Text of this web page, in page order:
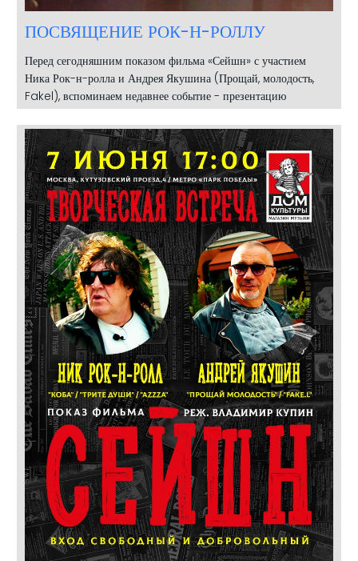
ПОСВЯЩЕНИЕ РОК-Н-РОЛЛУ
Перед сегодняшним показом фильма «Сейшн» с участием
Ника Рок-н-ролла и Андрея Якушина (Прощай, молодость,
Fakel), вспоминаем недавнее событие - презентацию